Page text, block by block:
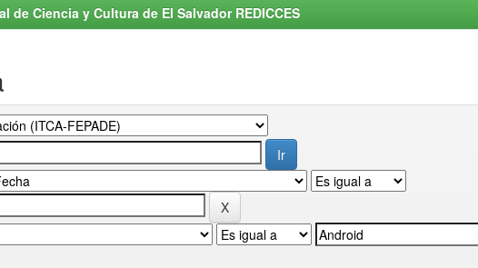
de Ciencia y Cultura de El Salvador REDICCES